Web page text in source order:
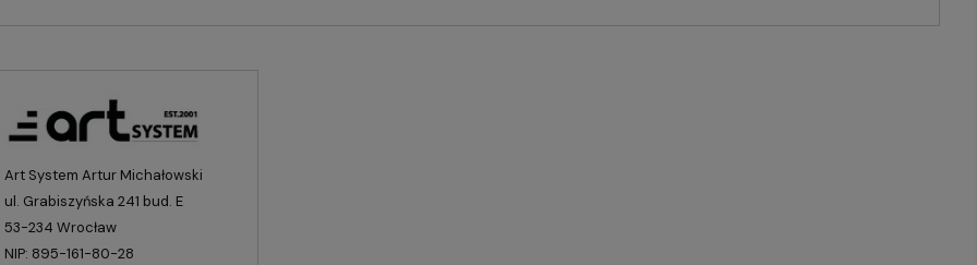
Art System Artur Michałowski
ul. Grabiszyńska 241 bud. E
53-234 Wrocław
NIP: 895-161-80-28